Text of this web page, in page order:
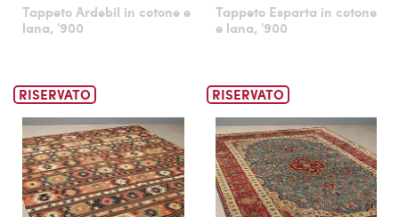
Tappeto Ardebil in cotone e
lana, '900
Tappeto Esparta in cotone
e lana, '900
RISERVATO RISERVATO